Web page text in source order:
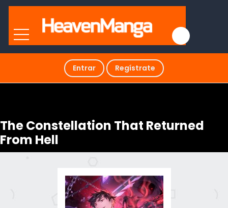
Entrar Regístrate
The Constellation That Returned
From Hell